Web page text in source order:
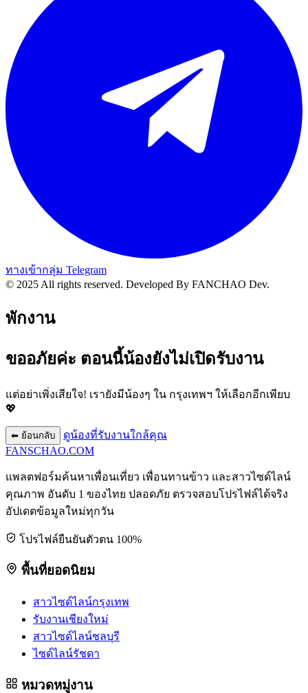
ทางเข้ากลุ่ม Telegram
© 2025 All rights reserved. Developed By FANCHAO Dev.
พักงาน
ขออภัยค่ะ ตอนนี้น้องยังไม่เปิดรับงาน
แต่อย่าเพิ่งเสียใจ! เรายังมีน้องๆ ใน กรุงเทพฯ ให้เลือกอีกเพียบ
💖
⬅ ย้อนกลับ
ดูน้องที่รับงานใกล้คุณ
FANSCHAO.COM
แพลตฟอร์มค้นหาเพื่อนเที่ยว เพื่อนทานข้าว และสาวไซด์ไลน์
คุณภาพ อันดับ 1 ของไทย ปลอดภัย ตรวจสอบโปรไฟล์ได้จริง
อัปเดตข้อมูลใหม่ทุกวัน
โปรไฟล์ยืนยันตัวตน 100%
พื้นที่ยอดนิยม
สาวไซด์ไลน์กรุงเทพ
รับงานเชียงใหม่
สาวไซด์ไลน์ชลบุรี
ไซด์ไลน์รัชดา
หมวดหมู่งาน